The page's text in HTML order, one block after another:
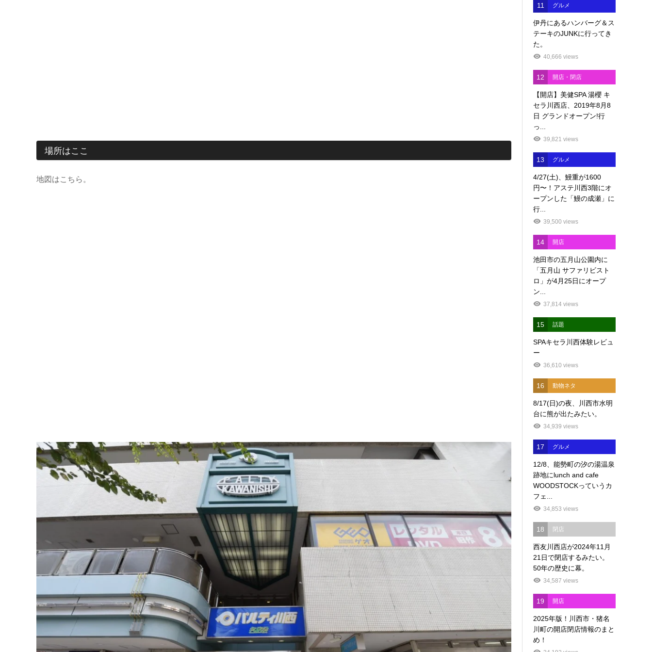
場所はここ
地図はこちら。
11 グルメ
伊丹にあるハンバーグ＆ス
テーキのJUNKに行ってき
た。
40,666 views
12 開店・閉店
【開店】美健SPA 湯櫻 キ
セラ川西店、2019年8月8
日 グランドオープン!行
っ...
39,821 views
13 グルメ
4/27(土)、鰻重が1600
円〜！アステ川西3階にオ
ープンした「鰻の成瀬」に
行...
39,500 views
14 開店
池田市の五月山公園内に
「五月山 サファリビスト
ロ」が4月25日にオープ
ン...
37,814 views
15 話題
SPAキセラ川西体験レビュ
ー
36,610 views
16 動物ネタ
8/17(日)の夜、川西市水明
台に熊が出たみたい。
34,939 views
17 グルメ
12/8、能勢町の汐の湯温泉
跡地にlunch and cafe
WOODSTOCKっていうカ
フェ...
34,853 views
18 閉店
西友川西店が2024年11月
21日で閉店するみたい。
50年の歴史に幕。
34,587 views
19 開店
2025年版！川西市・猪名
川町の開店閉店情報のまと
め！